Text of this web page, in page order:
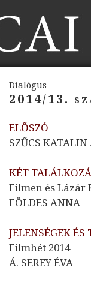
Dialógus
2014/13.
ELŐSZÓ
SZŰCS KATALIN
KÉT
Filmen és
FÖLDES ANNA
JELENSÉGEK
Filmhét 2014
Á. SEREY ÉVA